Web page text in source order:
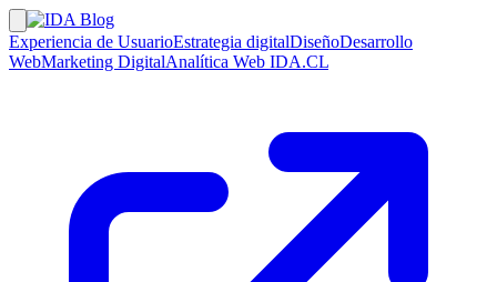
Experiencia de UsuarioEstrategia digitalDiseñoDesarrollo
WebMarketing DigitalAnalítica Web IDA.CL